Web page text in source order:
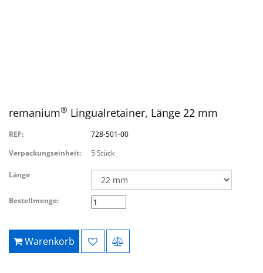
remanium® Lingualretainer, Länge 22 mm
REF:
728-501-00
Verpackungseinheit:
5 Stück
Länge
Bestellmenge:
Warenkorb